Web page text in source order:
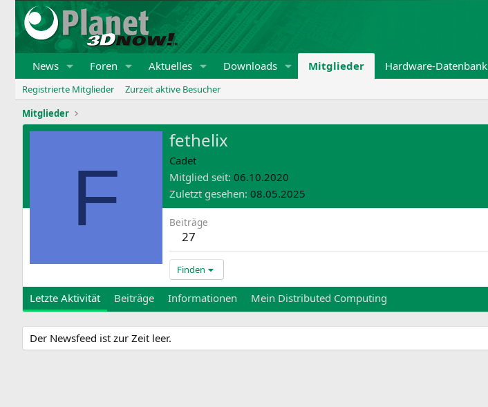
News Foren Aktuelles Downloads Mitglieder Hardware-Datenbank
Registrierte Mitglieder
Zurzeit aktive Besucher
Mitglieder
F
fethelix
Cadet
Mitglied seit 06.10.2020
Zuletzt gesehen 08.05.2025
Beiträge
27
Finden
Letzte Aktivität Beiträge Informationen Mein Distributed Computing
Der Newsfeed ist zur Zeit leer.